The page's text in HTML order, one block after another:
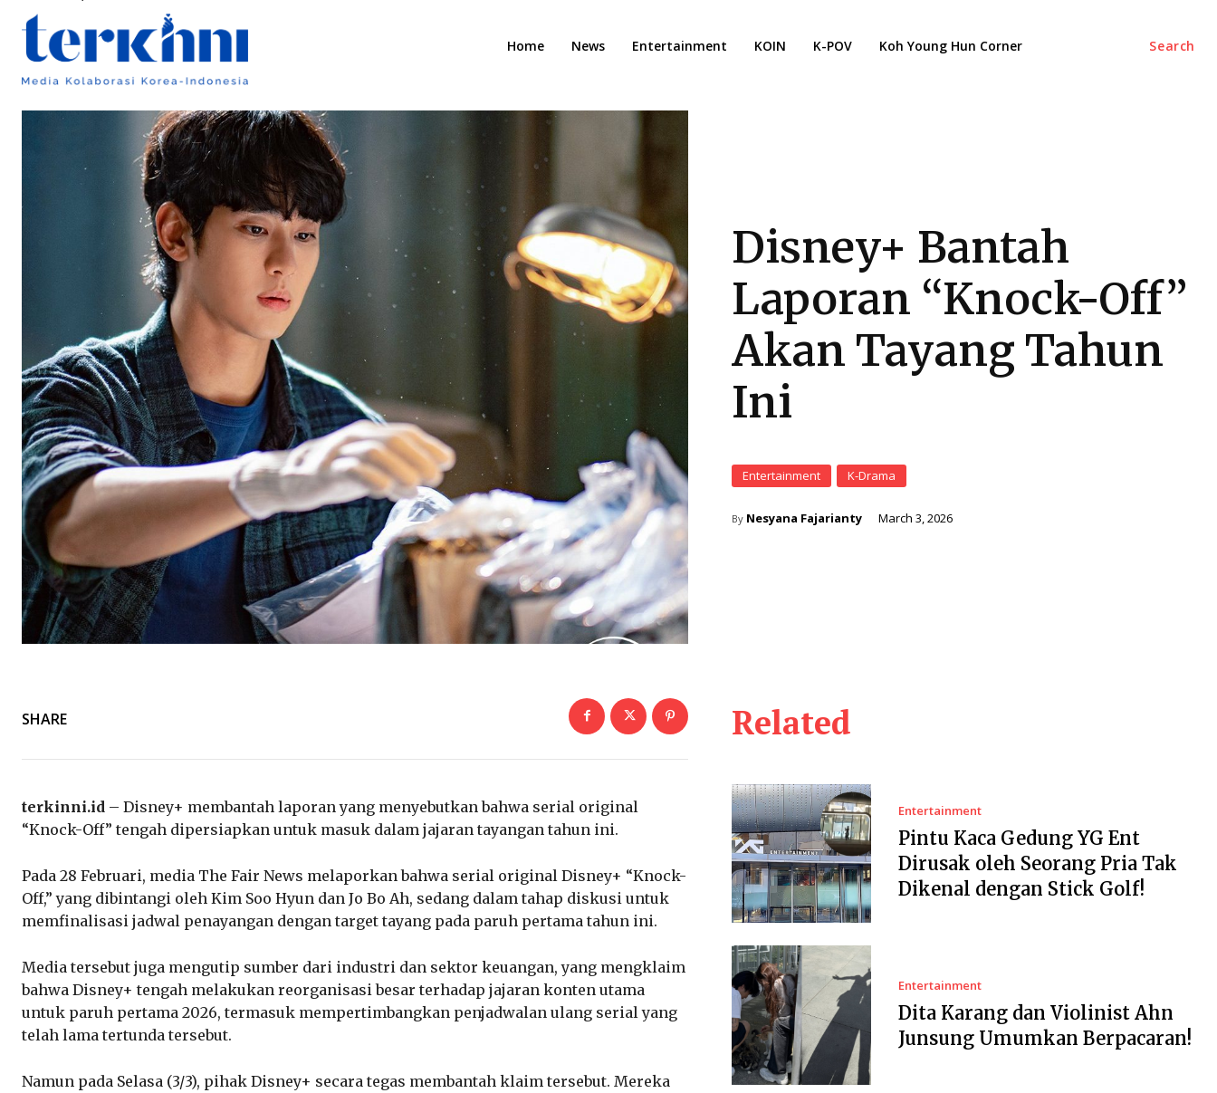
Search
Home News Entertainment KOIN K-POV Koh Young Hun Corner
Disney+ Bantah
Laporan “Knock-Off”
Akan Tayang Tahun
Ini
Entertainment K-Drama
By Nesyana Fajarianty March 3, 2026
SHARE
terkinni.id – Disney+ membantah laporan yang menyebutkan bahwa serial original
“Knock-Off” tengah dipersiapkan untuk masuk dalam jajaran tayangan tahun ini.
Pada 28 Februari, media The Fair News melaporkan bahwa serial original Disney+ “Knock-
Off,” yang dibintangi oleh Kim Soo Hyun dan Jo Bo Ah, sedang dalam tahap diskusi untuk
memfinalisasi jadwal penayangan dengan target tayang pada paruh pertama tahun ini.
Media tersebut juga mengutip sumber dari industri dan sektor keuangan, yang mengklaim
bahwa Disney+ tengah melakukan reorganisasi besar terhadap jajaran konten utama
untuk paruh pertama 2026, termasuk mempertimbangkan penjadwalan ulang serial yang
telah lama tertunda tersebut.
Namun pada Selasa (3/3), pihak Disney+ secara tegas membantah klaim tersebut. Mereka
Related
Entertainment
Pintu Kaca Gedung YG Ent
Dirusak oleh Seorang Pria Tak
Dikenal dengan Stick Golf!
Entertainment
Dita Karang dan Violinist Ahn
Junsung Umumkan Berpacaran!